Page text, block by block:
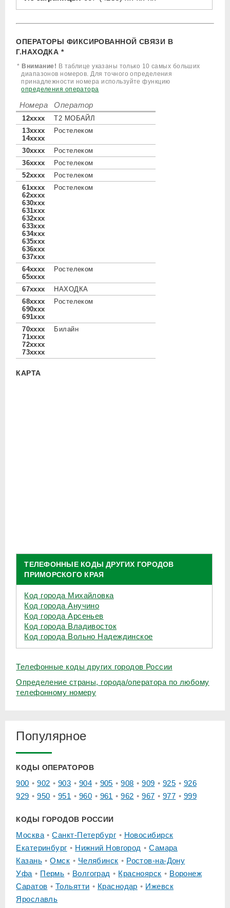
ОПЕРАТОРЫ ФИКСИРОВАННОЙ СВЯЗИ В
Г.НАХОДКА *
* Внимание! В таблице указаны только 10 самых больших
диапазонов номеров. Для точного определения
принадлежности номера используйте функцию
определения оператора
Номера Оператор
12xxxx
Т2 МОБАЙЛ
13xxxx
14xxxx
Ростелеком
30xxxx
Ростелеком
36xxxx
Ростелеком
52xxxx
Ростелеком
61xxxx
62xxxx
630xxx
631xxx
632xxx
633xxx
634xxx
635xxx
636xxx
637xxx
Ростелеком
64xxxx
65xxxx
Ростелеком
67xxxx
НАХОДКА
68xxxx
690xxx
691xxx
Ростелеком
70xxxx
71xxxx
72xxxx
73xxxx
Билайн
КАРТА
ТЕЛЕФОННЫЕ КОДЫ ДРУГИХ ГОРОДОВ
ПРИМОРСКОГО КРАЯ
Код города Михайловка
Код города Анучино
Код города Арсеньев
Код города Владивосток
Код города Вольно Надеждинское
Телефонные коды других городов России
Определение страны, города/оператора по любому
телефонному номеру
Популярное
КОДЫ ОПЕРАТОРОВ
900 902 903 904 905 908 909 925
926
929
950 951 960 961 962 967 977 999
КОДЫ ГОРОДОВ РОССИИ
Москва Санкт-Петербург
Новосибирск
Екатеринбург
Нижний Новгород
Самара
Казань
Омск Челябинск
Ростов-на-Дону
Уфа
Пермь Волгоград Красноярск
Воронеж
Саратов
Тольятти Краснодар
Ижевск
Ярославль